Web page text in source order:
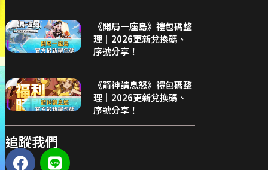
《開局一座島》禮包碼整
理｜2026更新兌換碼、
序號分享！
《箭神請息怒》禮包碼整
理｜2026更新兌換碼、
序號分享！
追蹤我們